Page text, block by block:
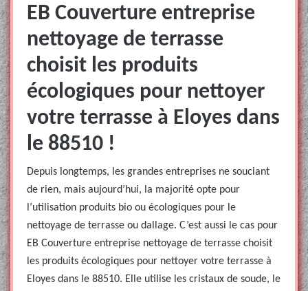
EB Couverture entreprise
nettoyage de terrasse
choisit les produits
écologiques pour nettoyer
votre terrasse à Eloyes dans
le 88510 !
Depuis longtemps, les grandes entreprises ne souciant
de rien, mais aujourd’hui, la majorité opte pour
l’utilisation produits bio ou écologiques pour le
nettoyage de terrasse ou dallage. C’est aussi le cas pour
EB Couverture entreprise nettoyage de terrasse choisit
les produits écologiques pour nettoyer votre terrasse à
Eloyes dans le 88510. Elle utilise les cristaux de soude, le